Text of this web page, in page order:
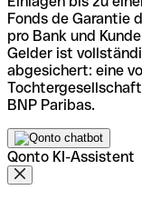
Fonds de Garantie
pro Bank und
Gelder ist
abgesichert: eine
BNP Paribas.
Qonto KI-Assistent